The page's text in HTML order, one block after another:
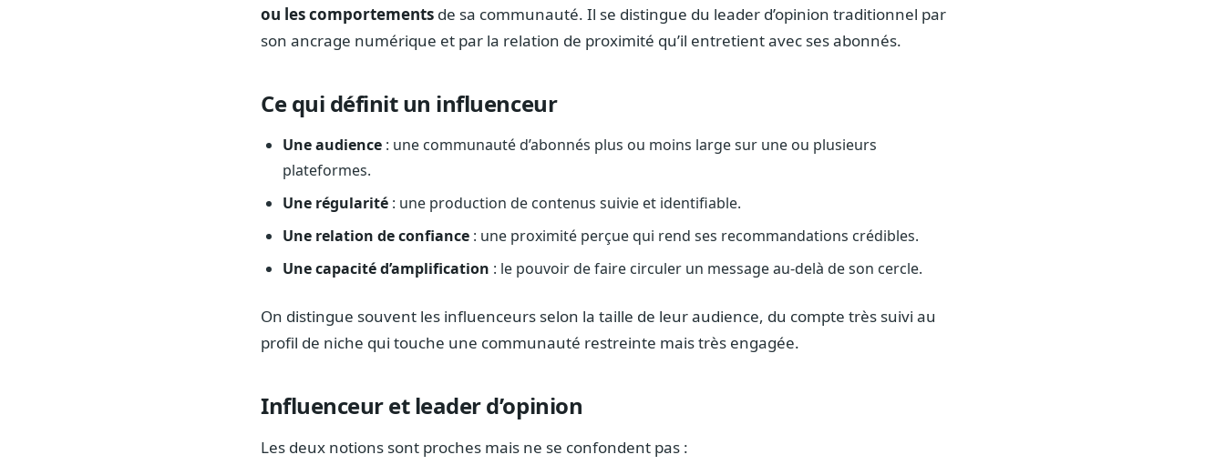
ou les comportements de sa communauté. Il se distingue du leader d’opinion traditionnel par
son ancrage numérique et par la relation de proximité qu’il entretient avec ses abonnés.
Ce qui définit un influenceur
Une audience : une communauté d’abonnés plus ou moins large sur une ou plusieurs
plateformes.
Une régularité : une production de contenus suivie et identifiable.
Une relation de confiance : une proximité perçue qui rend ses recommandations crédibles.
Une capacité d’amplification : le pouvoir de faire circuler un message au-delà de son cercle.
On distingue souvent les influenceurs selon la taille de leur audience, du compte très suivi au
profil de niche qui touche une communauté restreinte mais très engagée.
Influenceur et leader d’opinion
Les deux notions sont proches mais ne se confondent pas :